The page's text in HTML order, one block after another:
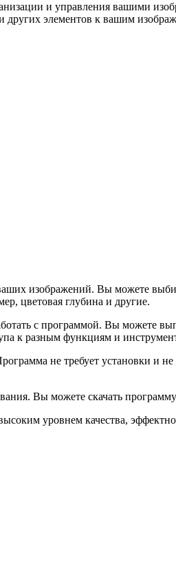
и управления вашими
других элементов к вашим
изображений. Вы можете
цветовая глубина и другие.
с программой. Вы можете
к разным функциям и
не требует установки и не
Вы можете скачать
уровнем качества,